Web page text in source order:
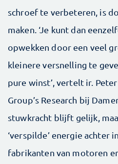
schroef te verbeteren, is
maken. ‘Je kunt dan
opwekken door een veel
kleinere versnelling te
pure winst’, vertelt ir.
Group’s Research bij
stuwkracht blijft gelijk,
‘verspilde’ energie achter
fabrikanten van motoren